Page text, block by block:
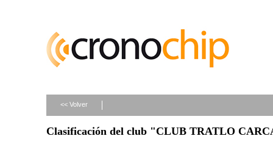
<< Volver
Clasificación del club "CLUB TRATLO